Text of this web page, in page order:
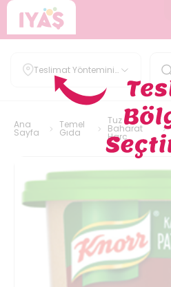
Teslimat Yöntemini
Belirle
Ana
Sayfa
Temel
Gıda
Tuz
Baharat
Harç